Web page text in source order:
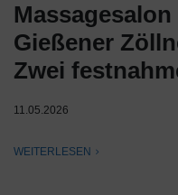
Gießener
Zwei
11.05.2026
WEITERLESEN